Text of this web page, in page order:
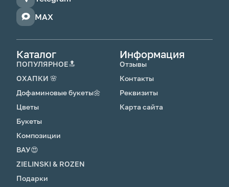
и обновляй срез. На 2-3 день добавь
подкормку для цветов, которую получил с
MAX
Каталог
ПОПУЛЯРНОЕ🔝
ОХАПКИ 🌸
Дофаминовые букеты🌼
Цветы
Букеты
Композиции
ВАУ😍
ZIELINSKI & ROZEN
Подарки
Информация
Отзывы
Контакты
Реквизиты
Карта сайта